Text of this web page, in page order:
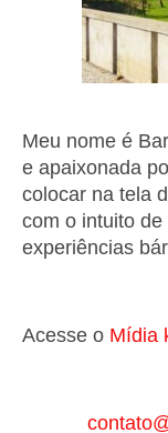
Meu nome é
e apaixonada
colocar na tela
com o intuito
experiências
Acesse o Mídia